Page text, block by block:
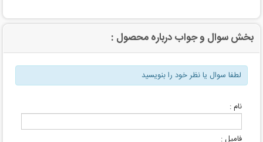
بخش سوال و جواب درباره محصول :
لطفا سوال یا نظر خود را بنویسید
نام :
فامیل :